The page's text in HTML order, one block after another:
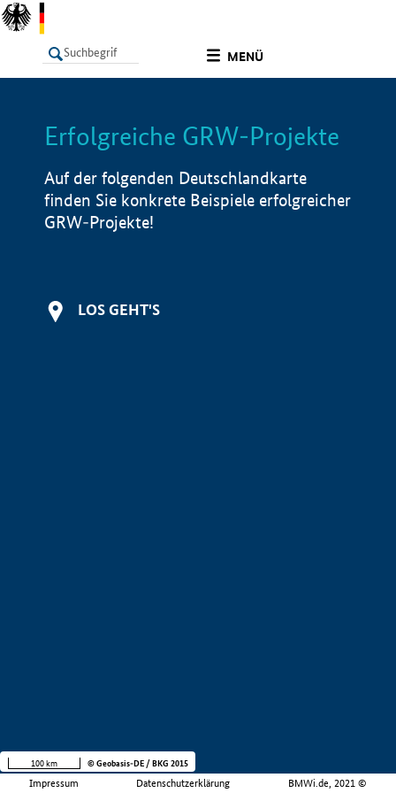
MENÜ
LISTE Info
Erfolgreiche GRW-Projekte
Auf der folgenden Deutschlandkarte
finden Sie konkrete Beispiele erfolgreicher
GRW-Projekte!
LOS GEHT'S
Impressum Datenschutzerklärung BMWi.de, 2021 ©
100 km © Geobasis-DE / BKG 2015